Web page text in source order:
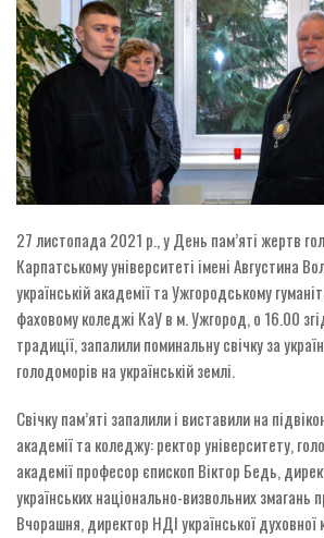
27 листопада 2021 р., у День пам’яті жертв
Карпатському університеті імені Августина
українській академії та Ужгородському
фаховому коледжі КаУ в м. Ужгород, о 16.00
традиції, запалили поминальну свічку за
голодоморів на українській землі.
Свічку пам’яті запалили і виставили на
академії та коледжу: ректор університету,
академії професор єпископ Віктор Бедь,
українських національно-визвольних змагань
Вчорашня, директор НДІ української духовної